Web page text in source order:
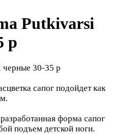
Putkivarsi
р
30-35 р
сапог подойдет как
форма сапог
подъем детской ноги.